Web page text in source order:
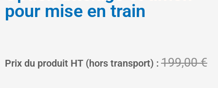
pour mise en train
Prix du produit HT (hors transport) : 199,00€
Le